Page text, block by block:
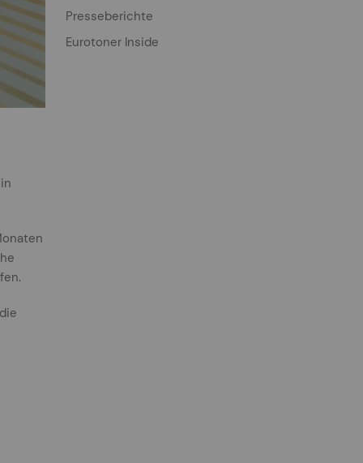
Presseberichte
Eurotoner Inside